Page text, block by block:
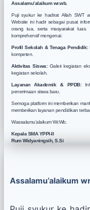
Assalamu’alaikum wr.wb.
Puji syukur ke hadirat Allah SWT
Website ini hadir sebagai pusat
orang tua, serta masyarakat luas.
komprehensif mengenai:
Profil Sekolah & Tenaga Pendidik:
kompeten.
Aktivitas Siswa:Galeri kegiatan
kegiatan sekolah.
Layanan Akademik & PPDB:
penerimaan siswa baru.
Semoga platform ini memberikan
memberikan layanan pendidikan
Wassalamu’alaikum Wr.Wb.
Kepala SMA YPPI-II
Rum Widyaningsih, S.Si
Assalamu’alaikum